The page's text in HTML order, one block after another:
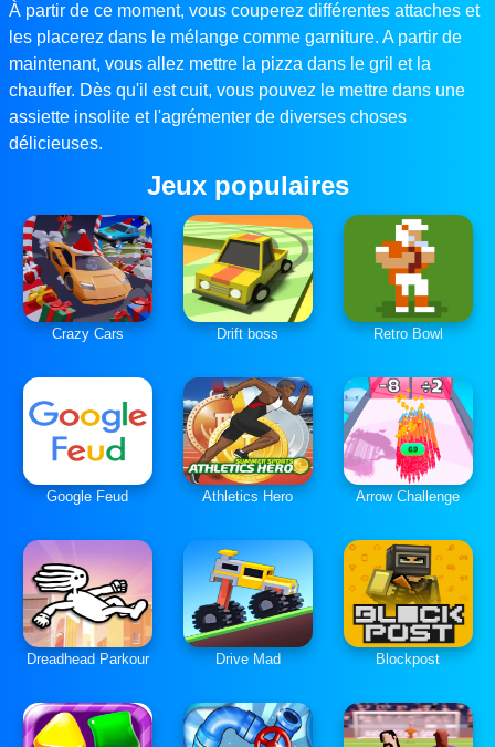
À partir de ce moment, vous couperez différentes attaches et
les placerez dans le mélange comme garniture. A partir de
maintenant, vous allez mettre la pizza dans le gril et la
chauffer. Dès qu'il est cuit, vous pouvez le mettre dans une
assiette insolite et l'agrémenter de diverses choses
délicieuses.
Jeux populaires
Crazy Cars Drift boss Retro Bowl
Google Feud Athletics Hero Arrow Challenge
Dreadhead Parkour Drive Mad Blockpost